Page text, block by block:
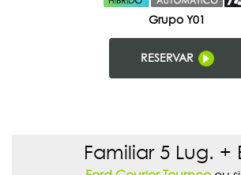
Grupo Y01
RESERVAR
Familiar 5 Lug. +